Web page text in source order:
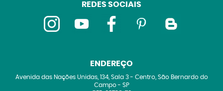
REDES SOCIAIS
ENDEREÇO
Avenida das Nações Unidas, 134, Sala 3- Centro, São Bernardo do
Campo- SP